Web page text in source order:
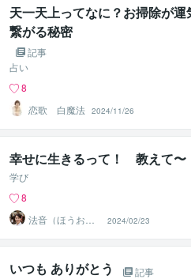
天一天上ってなに？お掃除が運
繋がる秘密
記事
占い
8
恋歌 白魔法 2024/11/26
幸せに生きるって！ 教えて〜
学び
8
法音（ほうお
ん）
2024/02/23
いつも ありがとう
記事